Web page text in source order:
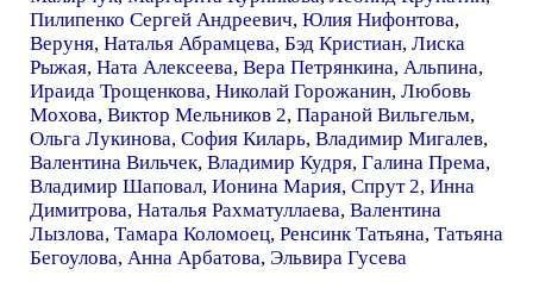
Пилипенко Сергей Андреевич, Юлия Нифонтова,
Веруня, Наталья Абрамцева, Бэд Кристиан, Лиска
Рыжая, Ната Алексеева, Вера Петрянкина, Альпина,
Ираида Трощенкова, Николай Горожанин, Любовь
Мохова, Виктор Мельников 2, Параной Вильгельм,
Ольга Лукинова, София Киларь, Владимир Мигалев,
Валентина Вильчек, Владимир Кудря, Галина Према,
Владимир Шаповал, Ионина Мария, Спрут 2, Инна
Димитрова, Наталья Рахматуллаева, Валентина
Лызлова, Тамара Коломоец, Ренсинк Татьяна, Татьяна
Бегоулова, Анна Арбатова, Эльвира Гусева